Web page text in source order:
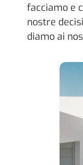
facciamo e
nostre
diamo ai